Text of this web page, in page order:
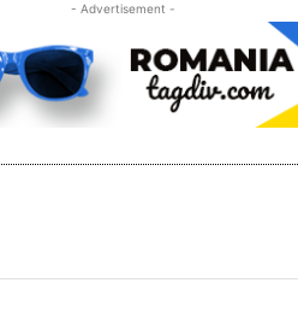
- Advertisement -